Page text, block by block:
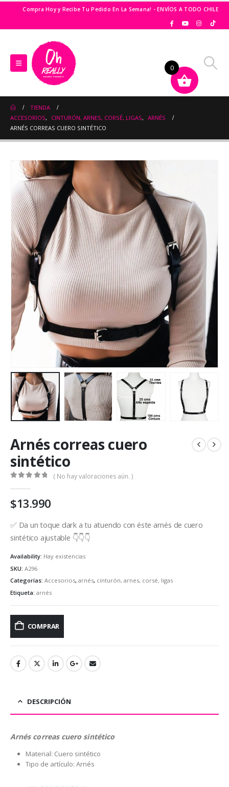
Compra Hoy y Recibe Tu Pedido En La Semana! - ENVÍOS A TODO CHILE
TIENDA
ACCESORIOS, CINTURÓN, ARNES, CORSÉ, LIGAS, ARNÉS
ARNÉS CORREAS CUERO SINTÉTICO
Arnés correas cuero
sintético
( No hay valoraciones aún. )
$13.990
✅ Da un toque dark a tu atuendo con éste arnés de cuero
sintético ajustable 👇👇👇
Availability: Hay existencias
SKU: A296
Categorías: Accesorios, arnés, cinturón, arnes, corsé, ligas
Etiqueta: arnés
COMPRAR
DESCRIPCIÓN
Arnés correas cuero sintético
Material: Cuero sintético
Tipo de artículo: Arnés
0